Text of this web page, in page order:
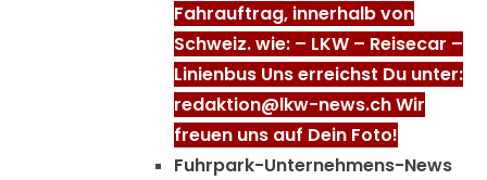
Fahrauftrag, innerhalb von
Schweiz. wie: – LKW – Reisecar –
Linienbus Uns erreichst Du unter:
redaktion@lkw-news.ch Wir
freuen uns auf Dein Foto!
Fuhrpark-Unternehmens-News